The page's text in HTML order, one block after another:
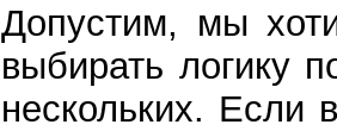
Допустим, мы
выбирать логику
нескольких. Если